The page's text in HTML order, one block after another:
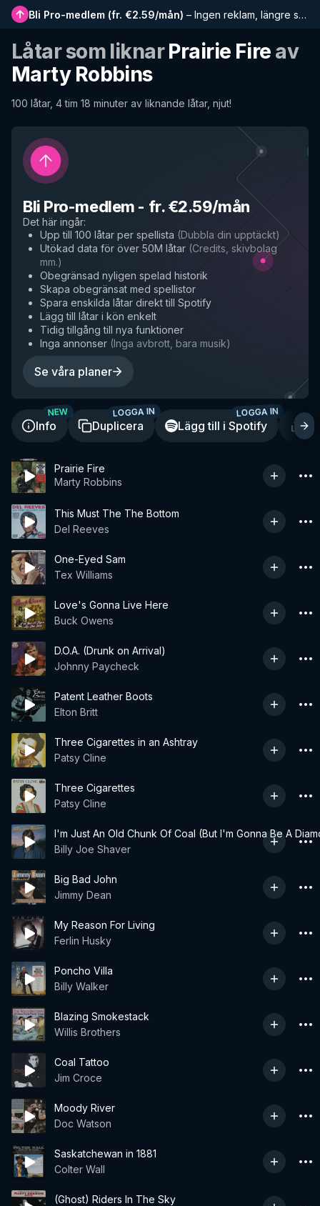
Bli Pro-medlem (fr. €2.59/mån) – Ingen reklam, längre spellistor, komplett historik och tidig tillgång till nya funktioner
Låtar som liknarPrairie Fire av
Marty Robbins
100 låtar, 4 tim 18 minuter av liknande låtar, njut!
Bli Pro-medlem - fr. €2.59/mån
Det här ingår:
Upp till 100 låtar per spellista (Dubbla din upptäckt)
Utökad data för över 50M låtar (Credits, skivbolag
mm.)
Obegränsad nyligen spelad historik
Skapa obegränsat med spellistor
Spara enskilda låtar direkt till Spotify
Lägg till låtar i kön enkelt
Tidig tillgång till nya funktioner
Inga annonser (Inga avbrott, bara musik)
Se våra planer
Info
NEW
Duplicera
LOGGA IN
Lägg till i Spotify
LOGGA IN
Prairie Fire
Marty Robbins
This Must The The Bottom
Del Reeves
One-Eyed Sam
Tex Williams
Love's Gonna Live Here
Buck Owens
D.O.A. (Drunk on Arrival)
Johnny Paycheck
Patent Leather Boots
Elton Britt
Three Cigarettes in an Ashtray
Patsy Cline
Three Cigarettes
Patsy Cline
I'm Just An Old Chunk Of Coal (But I'm Gonna Be A
Billy Joe Shaver
Big Bad John
Jimmy Dean
My Reason For Living
Ferlin Husky
Poncho Villa
Billy Walker
Blazing Smokestack
Willis Brothers
Coal Tattoo
Jim Croce
Moody River
Doc Watson
Saskatchewan in 1881
Colter Wall
(Ghost) Riders In The Sky